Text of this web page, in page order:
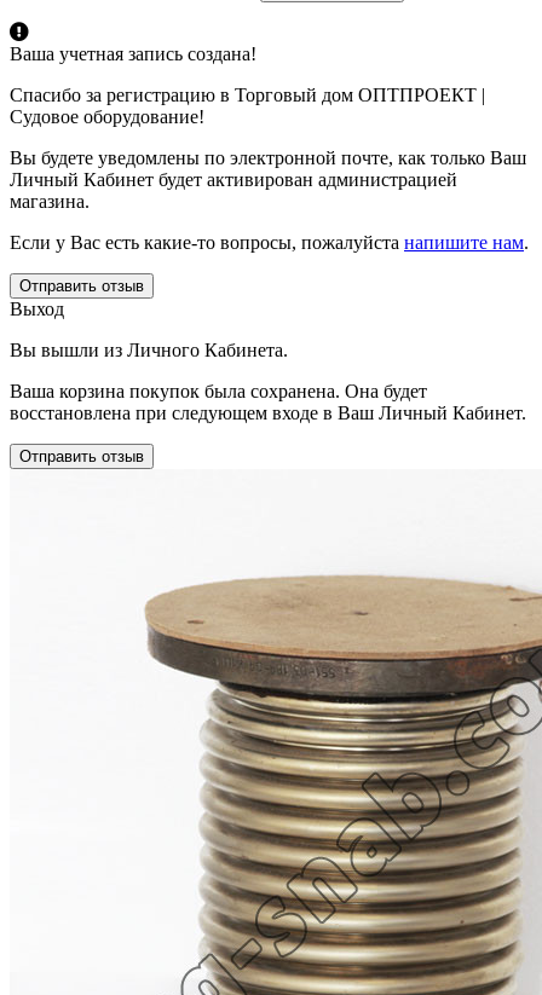
Ваша учетная запись создана!
Спасибо за регистрацию в Торговый дом ОПТПРОЕКТ |
Судовое оборудование!
Вы будете уведомлены по электронной почте, как только Ваш
Личный Кабинет будет активирован администрацией
магазина.
Если у Вас есть какие-то вопросы, пожалуйста напишите нам.
Отправить отзыв
Выход
Вы вышли из Личного Кабинета.
Ваша корзина покупок была сохранена. Она будет
восстановлена при следующем входе в Ваш Личный Кабинет.
Отправить отзыв